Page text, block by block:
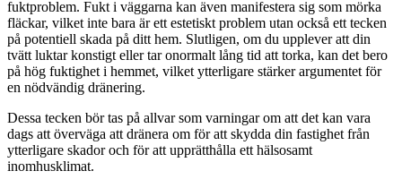
fuktproblem. Fukt i väggarna kan även manifestera sig som mörka
fläckar, vilket inte bara är ett estetiskt problem utan också ett tecken
på potentiell skada på ditt hem. Slutligen, om du upplever att din
tvätt luktar konstigt eller tar onormalt lång tid att torka, kan det bero
på hög fuktighet i hemmet, vilket ytterligare stärker argumentet för
en nödvändig dränering.
Dessa tecken bör tas på allvar som varningar om att det kan vara
dags att överväga att dränera om för att skydda din fastighet från
ytterligare skador och för att upprätthålla ett hälsosamt
inomhusklimat.